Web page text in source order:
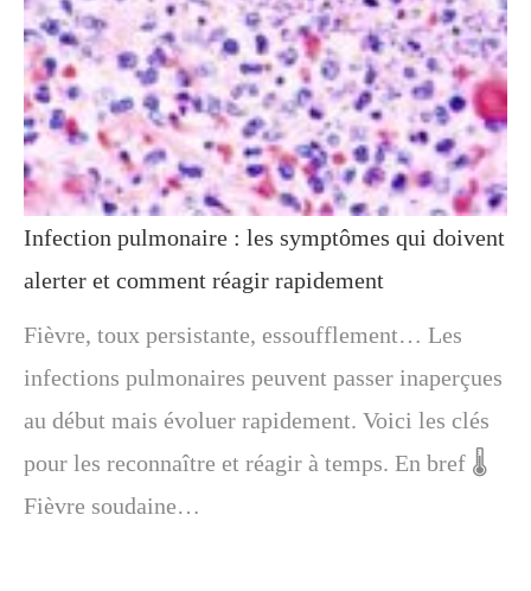
Infection pulmonaire : les symptômes qui doivent
alerter et comment réagir rapidement
Fièvre, toux persistante, essoufflement… Les
infections pulmonaires peuvent passer inaperçues
au début mais évoluer rapidement. Voici les clés
pour les reconnaître et réagir à temps. En bref 🌡️
Fièvre soudaine…